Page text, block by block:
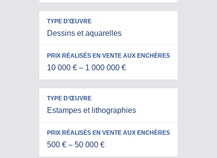
Dessins et aquarelles
10 000 € – 1 000 000 €
Estampes et lithographies
500 € – 50 000 €